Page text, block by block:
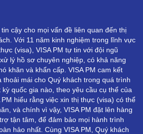
cậy cho mọi vấn đề liên quan đến thị
Với 11 năm kinh nghiệm trong lĩnh vực
(visa), VISA PM tự tin với đội ngũ
lý hồ sơ chuyên nghiệp, có khả năng
khăn và khẩn cấp. VISA PM cam kết
thoải mái cho Quý khách trong quá trình
quốc gia nào, theo yêu cầu cụ thể của
hiểu rằng việc xin thị thực (visa) có thể
và chính vì vậy, VISA PM đặt lên hàng
tận tâm, để đảm bảo mọi hành trình
hảo nhất. Cùng VISA PM, Quý khách